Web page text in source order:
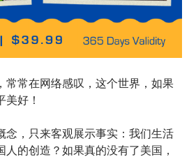
常常在网络感叹，这个世界，如果
好！
念，只来客观展示事实：我们生活
的创造？如果真的没有了美国，